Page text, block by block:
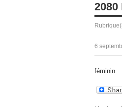
2080
6
féminin